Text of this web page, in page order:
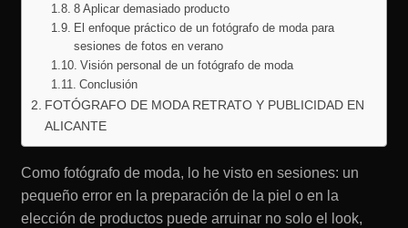
8 Aplicar demasiado producto
El enfoque práctico de un fotógrafo de moda para
sesiones de fotos en verano
Visión personal de un fotógrafo de moda
Conclusión
FOTÓGRAFO DE MODA RETRATO Y PUBLICIDAD EN
ALICANTE
Como fotógrafo de moda, lo he visto en sesiones: un
pequeño error en la preparación de la piel o en la
elección de productos puede arruinar no solo el look,